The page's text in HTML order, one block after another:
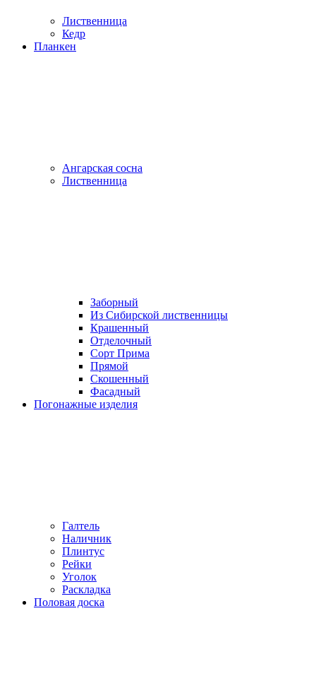
Лиственница
Кедр
Планкен
Ангарская сосна
Лиственница
Заборный
Из Сибирской лиственницы
Крашенный
Отделочный
Сорт Прима
Прямой
Скошенный
Фасадный
Погонажные изделия
Галтель
Наличник
Плинтус
Рейки
Уголок
Раскладка
Половая доска